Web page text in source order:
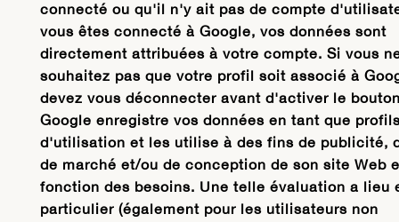
connecté ou qu'il n'y ait pas de compte
vous êtes connecté à Google, vos données sont
directement attribuées à votre compte. Si vous
souhaitez pas que votre profil soit associé à
devez vous déconnecter avant d'activer le
Google enregistre vos données en tant que
d'utilisation et les utilise à des fins de publicité,
de marché et/ou de conception de son site Web
fonction des besoins. Une telle évaluation a lieu
particulier (également pour les utilisateurs non